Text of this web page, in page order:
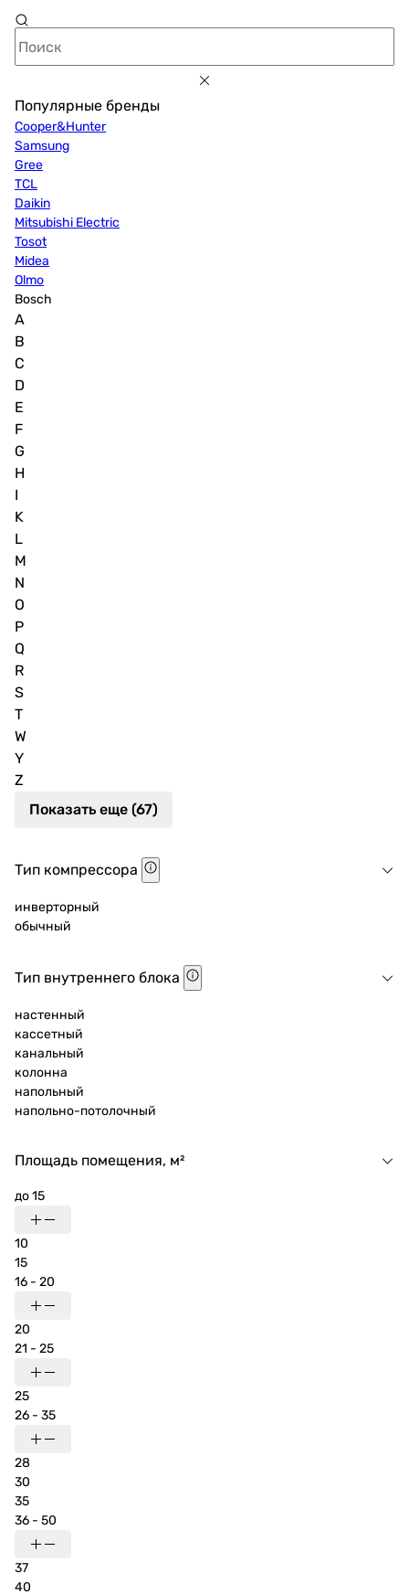
Популярные бренды
Cooper&Hunter
Samsung
Gree
TCL
Daikin
Mitsubishi Electric
Tosot
Midea
Olmo
Bosch
A
B
C
D
E
F
G
H
I
K
L
M
N
O
P
Q
R
S
T
W
Y
Z
Показать еще (67)
Тип компрессора
инверторный
обычный
Тип внутреннего блока
настенный
кассетный
канальный
колонна
напольный
напольно-потолочный
Площадь помещения, м²
до 15
10
15
16 - 20
20
21 - 25
25
26 - 35
28
30
35
36 - 50
37
40